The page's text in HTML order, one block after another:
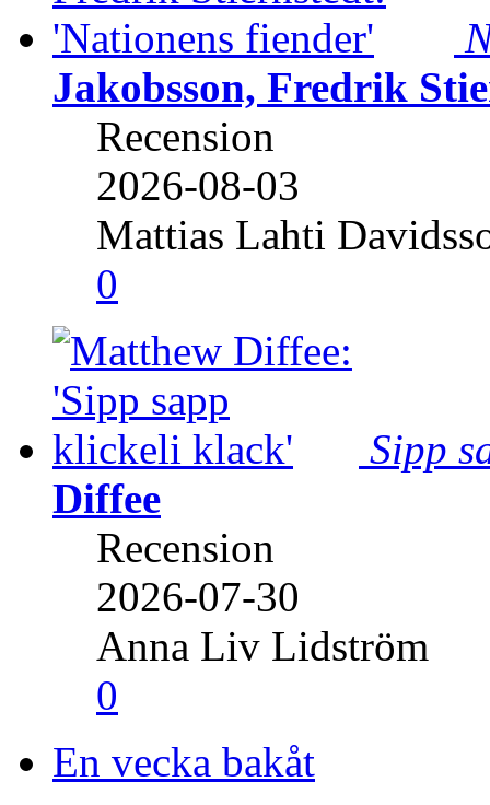
Jakobsson, Fredrik
Recension
2026-08-03
Mattias Lahti
0
Sipp
Diffee
Recension
2026-07-30
Anna Liv Lidström
0
En vecka bakåt